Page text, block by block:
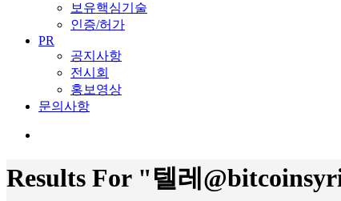
보유핵심기술
인증/허가
PR
공지사항
전시회
홍보영상
문의사항
Results For "텔레